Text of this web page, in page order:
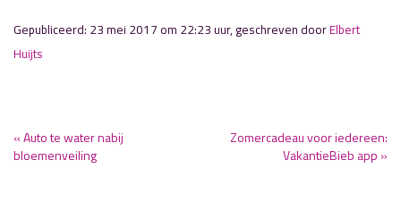
Gepubliceerd: 23 mei 2017 om 22:23 uur, geschreven doorElbert
Huijts
« Auto te water nabij
bloemenveiling
Zomercadeau voor iedereen:
VakantieBieb app »